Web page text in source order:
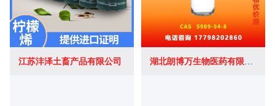
江苏沣泽土畜产品有限公司 湖北朗博万生物医药有限公司